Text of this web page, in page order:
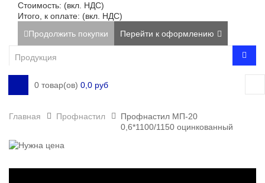
0 товар(ов) 0,0 руб
Стоимость: (вкл. НДС)
Итого, к оплате: (вкл. НДС)
Продолжить покупки
Перейти к оформлению
Главная Профнастил
Профнастил МП-20
0,6*1100/1150 оцинкованный